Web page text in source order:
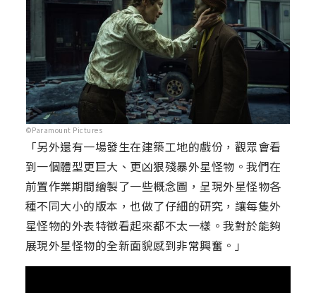
©Paramount Pictures
「另外還有一場發生在建築工地的戲份，觀眾會看
到一個體型更巨大、更凶狠殘暴外星怪物。我們在
前置作業期間繪製了一些概念圖，呈現外星怪物各
種不同大小的版本，也做了仔細的研究，讓每隻外
星怪物的外表特徵看起來都不太一樣。我對於能夠
展現外星怪物的全新面貌感到非常興奮。」